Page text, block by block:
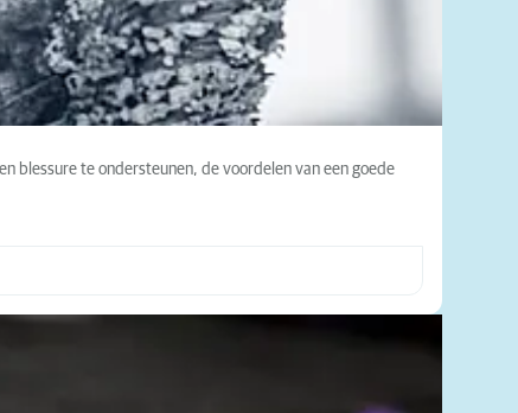
blessure te ondersteunen, de voordelen van een goede